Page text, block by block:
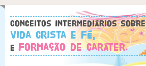
Conceitos intermediários sobre
Vida Crista e Fé,
e Formação de Caráter.